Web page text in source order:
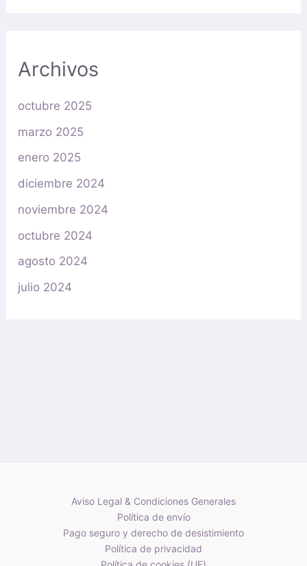
Archivos
octubre 2025
marzo 2025
enero 2025
diciembre 2024
noviembre 2024
octubre 2024
agosto 2024
julio 2024
Aviso Legal & Condiciones Generales
Política de envío
Pago seguro y derecho de desistimiento
Política de privacidad